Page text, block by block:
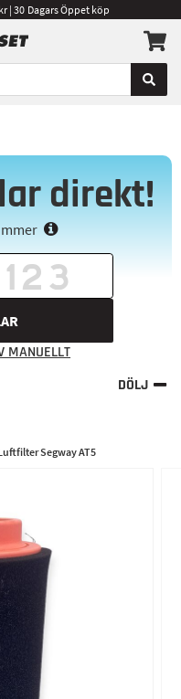
| 30 Dagars Öppet köp
direkt!
MANUELLT
DÖLJ
Segway AT5